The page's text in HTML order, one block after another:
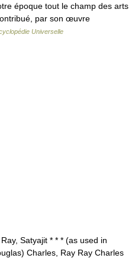
époque tout le champ des arts
par son œuvre
Universelle
Satyajit * * * (as used in
Charles, Ray Ray Charles